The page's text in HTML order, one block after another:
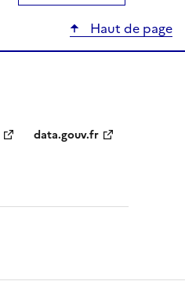
Haut de page
data.gouv.fr